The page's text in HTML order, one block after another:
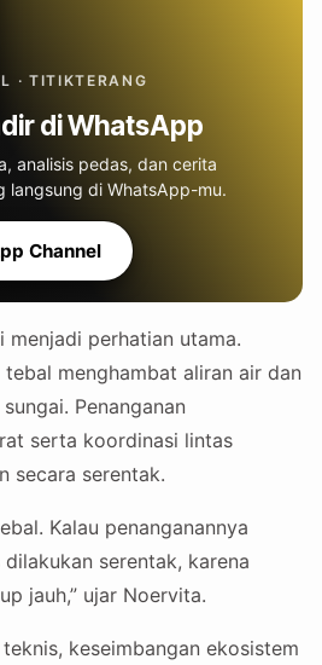
· TITIKTERANG
di WhatsApp
analisis pedas, dan cerita
langsung di WhatsApp-mu.
Channel
menjadi perhatian utama.
menghambat aliran air dan
Penanganan
serta koordinasi lintas
secara serentak.
Kalau penanganannya
serentak, karena
jauh,” ujar Noervita.
keseimbangan ekosistem